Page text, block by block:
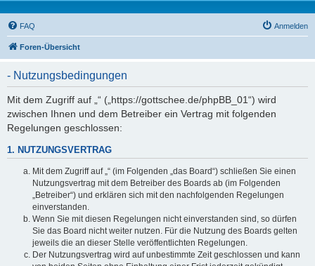
FAQ Anmelden
Foren-Übersicht
- Nutzungsbedingungen
Mit dem Zugriff auf „“ („https://gottschee.de/phpBB_01“) wird
zwischen Ihnen und dem Betreiber ein Vertrag mit folgenden
Regelungen geschlossen:
1. NUTZUNGSVERTRAG
Mit dem Zugriff auf „“ (im Folgenden „das Board“) schließen Sie einen
Nutzungsvertrag mit dem Betreiber des Boards ab (im Folgenden
„Betreiber“) und erklären sich mit den nachfolgenden Regelungen
einverstanden.
Wenn Sie mit diesen Regelungen nicht einverstanden sind, so dürfen
Sie das Board nicht weiter nutzen. Für die Nutzung des Boards gelten
jeweils die an dieser Stelle veröffentlichten Regelungen.
Der Nutzungsvertrag wird auf unbestimmte Zeit geschlossen und kann